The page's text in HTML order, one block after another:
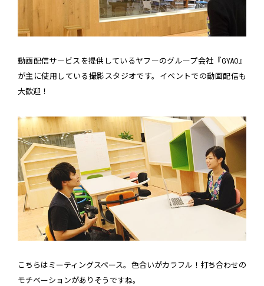
動画配信サービスを提供しているヤフーのグループ会社『GYAO』
が主に使用している撮影スタジオです。イベントでの動画配信も
大歓迎！
こちらはミーティングスペース。色合いがカラフル！打ち合わせの
モチベーションがありそうですね。